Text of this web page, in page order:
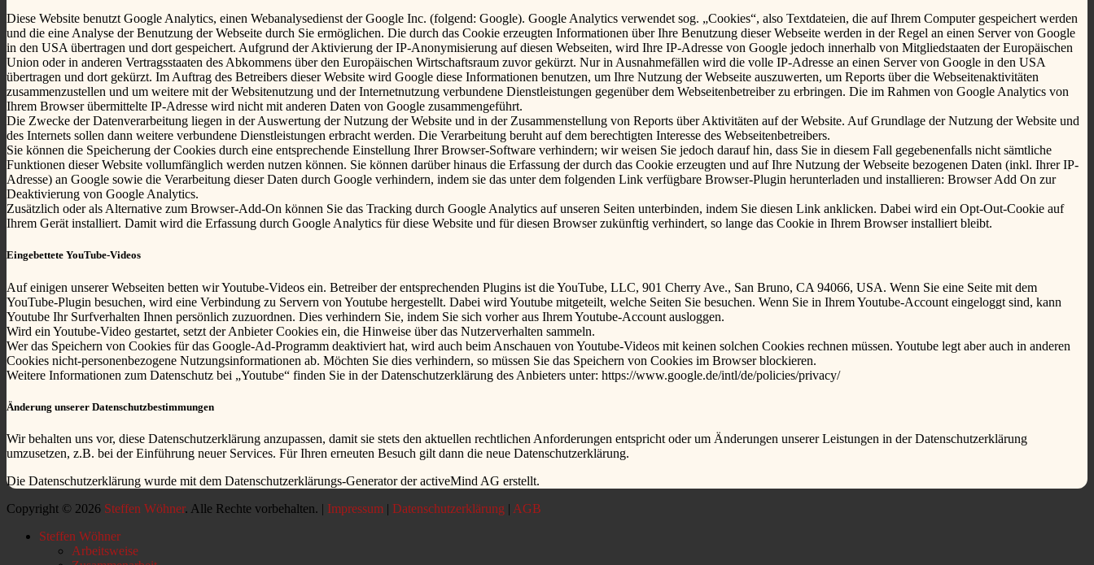
Diese Website benutzt Google Analytics, einen Webanalysedienst der Google Inc. (folgend: Google). Google Analytics verwendet sog. „Cookies“, also Textdateien, die auf Ihrem Computer gespeichert werden
und die eine Analyse der Benutzung der Webseite durch Sie ermöglichen. Die durch das Cookie erzeugten Informationen über Ihre Benutzung dieser Webseite werden in der Regel an einen Server von Google
in den USA übertragen und dort gespeichert. Aufgrund der Aktivierung der IP-Anonymisierung auf diesen Webseiten, wird Ihre IP-Adresse von Google jedoch innerhalb von Mitgliedstaaten der Europäischen
Union oder in anderen Vertragsstaaten des Abkommens über den Europäischen Wirtschaftsraum zuvor gekürzt. Nur in Ausnahmefällen wird die volle IP-Adresse an einen Server von Google in den USA
übertragen und dort gekürzt. Im Auftrag des Betreibers dieser Website wird Google diese Informationen benutzen, um Ihre Nutzung der Webseite auszuwerten, um Reports über die Webseitenaktivitäten
zusammenzustellen und um weitere mit der Websitenutzung und der Internetnutzung verbundene Dienstleistungen gegenüber dem Webseitenbetreiber zu erbringen. Die im Rahmen von Google Analytics von
Ihrem Browser übermittelte IP-Adresse wird nicht mit anderen Daten von Google zusammengeführt.
Die Zwecke der Datenverarbeitung liegen in der Auswertung der Nutzung der Website und in der Zusammenstellung von Reports über Aktivitäten auf der Website. Auf Grundlage der Nutzung der Website und
des Internets sollen dann weitere verbundene Dienstleistungen erbracht werden. Die Verarbeitung beruht auf dem berechtigten Interesse des Webseitenbetreibers.
Sie können die Speicherung der Cookies durch eine entsprechende Einstellung Ihrer Browser-Software verhindern; wir weisen Sie jedoch darauf hin, dass Sie in diesem Fall gegebenenfalls nicht sämtliche
Funktionen dieser Website vollumfänglich werden nutzen können. Sie können darüber hinaus die Erfassung der durch das Cookie erzeugten und auf Ihre Nutzung der Webseite bezogenen Daten (inkl. Ihrer IP-
Adresse) an Google sowie die Verarbeitung dieser Daten durch Google verhindern, indem sie das unter dem folgenden Link verfügbare Browser-Plugin herunterladen und installieren: Browser Add On zur
Deaktivierung von Google Analytics.
Zusätzlich oder als Alternative zum Browser-Add-On können Sie das Tracking durch Google Analytics auf unseren Seiten unterbinden, indem Sie diesen Link anklicken. Dabei wird ein Opt-Out-Cookie auf
Ihrem Gerät installiert. Damit wird die Erfassung durch Google Analytics für diese Website und für diesen Browser zukünftig verhindert, so lange das Cookie in Ihrem Browser installiert bleibt.
Eingebettete YouTube-Videos
Auf einigen unserer Webseiten betten wir Youtube-Videos ein. Betreiber der entsprechenden Plugins ist die YouTube, LLC, 901 Cherry Ave., San Bruno, CA 94066, USA. Wenn Sie eine Seite mit dem
YouTube-Plugin besuchen, wird eine Verbindung zu Servern von Youtube hergestellt. Dabei wird Youtube mitgeteilt, welche Seiten Sie besuchen. Wenn Sie in Ihrem Youtube-Account eingeloggt sind, kann
Youtube Ihr Surfverhalten Ihnen persönlich zuzuordnen. Dies verhindern Sie, indem Sie sich vorher aus Ihrem Youtube-Account ausloggen.
Wird ein Youtube-Video gestartet, setzt der Anbieter Cookies ein, die Hinweise über das Nutzerverhalten sammeln.
Wer das Speichern von Cookies für das Google-Ad-Programm deaktiviert hat, wird auch beim Anschauen von Youtube-Videos mit keinen solchen Cookies rechnen müssen. Youtube legt aber auch in anderen
Cookies nicht-personenbezogene Nutzungsinformationen ab. Möchten Sie dies verhindern, so müssen Sie das Speichern von Cookies im Browser blockieren.
Weitere Informationen zum Datenschutz bei „Youtube“ finden Sie in der Datenschutzerklärung des Anbieters unter: https://www.google.de/intl/de/policies/privacy/
Änderung unserer Datenschutzbestimmungen
Wir behalten uns vor, diese Datenschutzerklärung anzupassen, damit sie stets den aktuellen rechtlichen Anforderungen entspricht oder um Änderungen unserer Leistungen in der Datenschutzerklärung
umzusetzen, z.B. bei der Einführung neuer Services. Für Ihren erneuten Besuch gilt dann die neue Datenschutzerklärung.
Die Datenschutzerklärung wurde mit dem Datenschutzerklärungs-Generator der activeMind AG erstellt.
Copyright © 2026 Steffen Wöhner. Alle Rechte vorbehalten. | Impressum | Datenschutzerklärung | AGB
oben
Steffen Wöhner
Arbeitsweise